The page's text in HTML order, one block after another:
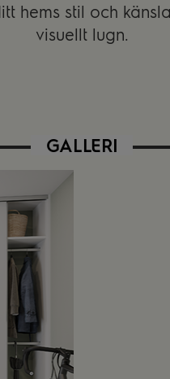
hems stil och
visuellt lugn.
GALLERI